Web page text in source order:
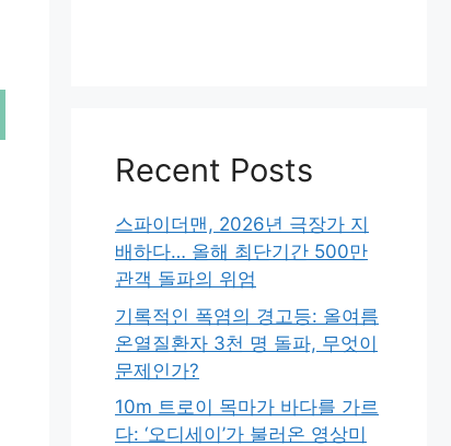
Recent Posts
스파이더맨, 2026년 극장가 지
배하다… 올해 최단기간 500만
관객 돌파의 위엄
기록적인 폭염의 경고등: 올여름
온열질환자 3천 명 돌파, 무엇이
문제인가?
10m 트로이 목마가 바다를 가르
다: ‘오디세이’가 불러온 영상미